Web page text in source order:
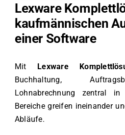
Lexware
kaufmännischen
einer Software
Mit Lexware
Buchhaltung,
Lohnabrechnung zentral
Bereiche greifen ineinander
Abläufe.